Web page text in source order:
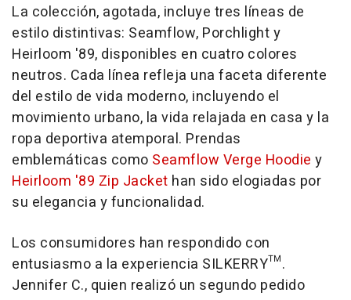
La colección, agotada, incluye tres líneas de
estilo distintivas: Seamflow, Porchlight y
Heirloom '89, disponibles en cuatro colores
neutros. Cada línea refleja una faceta diferente
del estilo de vida moderno, incluyendo el
movimiento urbano, la vida relajada en casa y la
ropa deportiva atemporal. Prendas
emblemáticas como Seamflow Verge Hoodie y
Heirloom '89 Zip Jacket han sido elogiadas por
su elegancia y funcionalidad.
Los consumidores han respondido con
entusiasmo a la experiencia SILKERRY™.
Jennifer C., quien realizó un segundo pedido